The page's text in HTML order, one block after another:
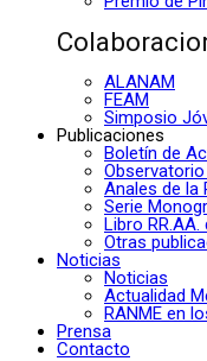
ALANAM
FEAM
Simposio
Publicaciones
Boletín de
Anales de la
Serie
Libro
Otras
Noticias
Noticias
Actualidad
RANME en
Prensa
Contacto